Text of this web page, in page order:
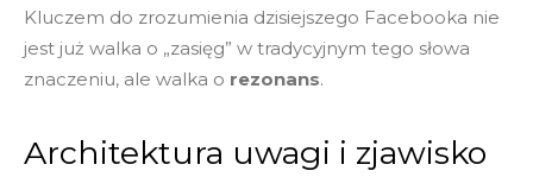
Kluczem do zrozumienia dzisiejszego Facebooka nie
jest już walka o „zasięg” w tradycyjnym tego słowa
znaczeniu, ale walka o rezonans.
Architektura uwagi i zjawisko